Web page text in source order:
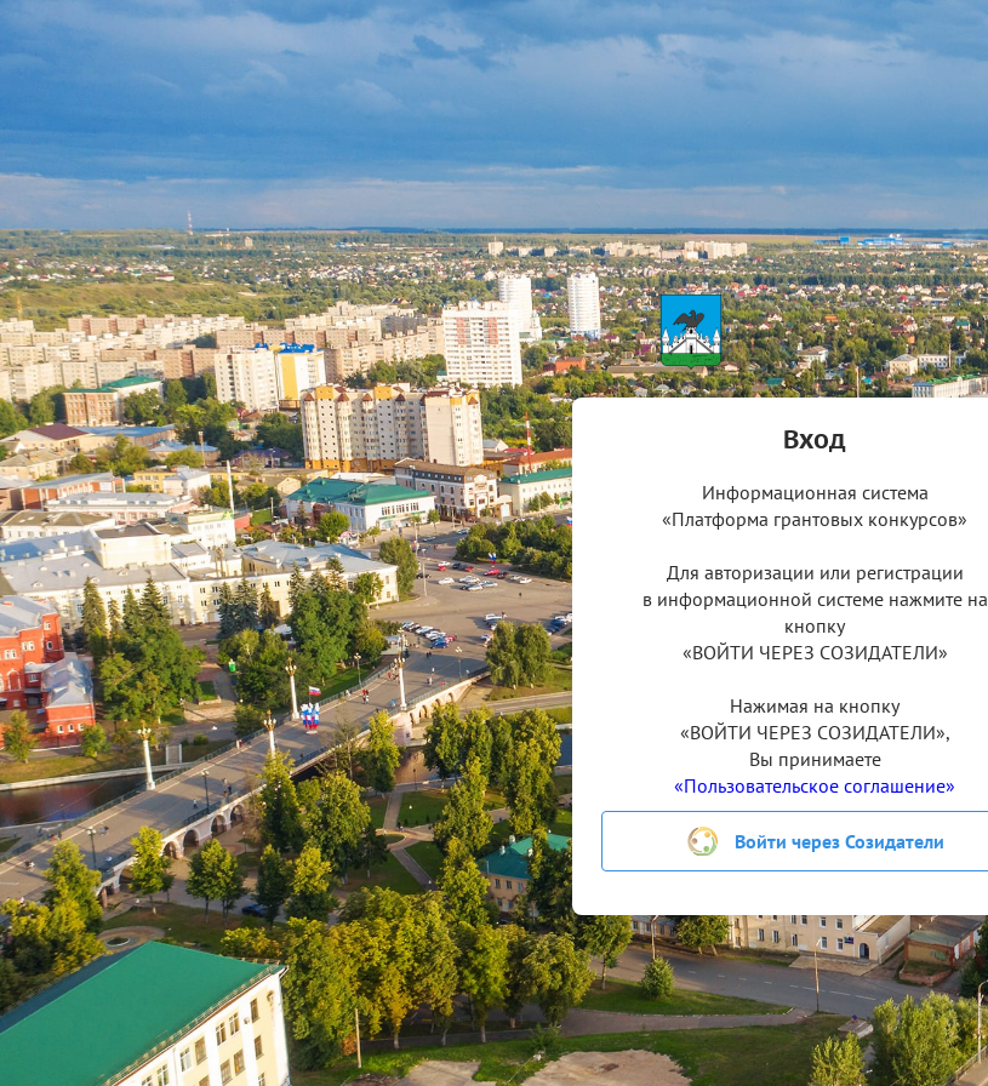
Главная
Конкурсы
Проекты
Документы
Новости
Частые
вопросы
Соглашение
типовая
форма и
формы
Вход
Информационная система
«Платформа грантовых конкурсов»
Для авторизации или регистрации
в информационной системе нажмите на
кнопку
«ВОЙТИ ЧЕРЕЗ СОЗИДАТЕЛИ»
Нажимая на кнопку
«ВОЙТИ ЧЕРЕЗ СОЗИДАТЕЛИ»,
Вы принимаете
«Пользовательское соглашение»
Войти через Созидатели